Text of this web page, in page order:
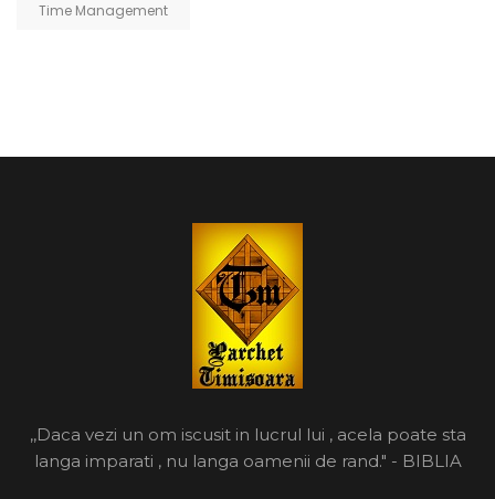
Time Management
,,Daca vezi un om iscusit in lucrul lui , acela poate sta
langa imparati , nu langa oamenii de rand." - BIBLIA